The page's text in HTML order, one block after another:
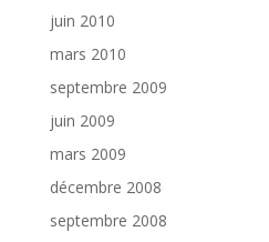
juin 2010
mars 2010
septembre 2009
juin 2009
mars 2009
décembre 2008
septembre 2008